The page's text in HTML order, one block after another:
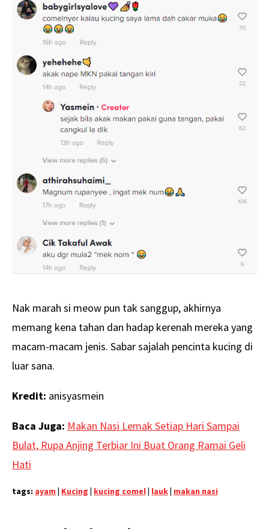
Nak marah si meow pun tak sanggup, akhirnya
memang kena tahan dan hadap kerenah mereka yang
macam-macam jenis. Sabar sajalah pencinta kucing di
luar sana.
Kredit: anisyasmein
Baca Juga: Makan Nasi Lemak Setiap Hari Sampai
Bulat, Rupa Anjing Terbiar Ini Buat Orang Ramai Geli
Hati
tags: ayam Kucing kucing comel lauk makan nasi